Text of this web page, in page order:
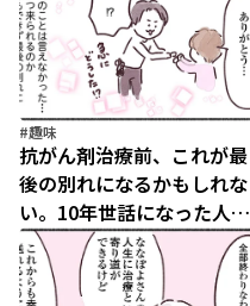
#趣味
抗がん剤治療前、これが最
後の別れになるかもしれな
い。10年世話になった人に
言えなかったこと